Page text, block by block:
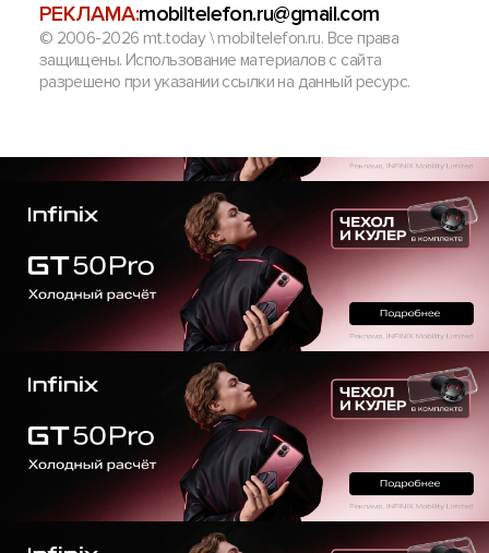
РЕКЛАМА:mobiltelefon.ru@gmail.com
© 2006-2026 mt.today \ mobiltelefon.ru. Все права
защищены. Использование материалов с сайта
разрешено при указании ссылки на данный ресурс.